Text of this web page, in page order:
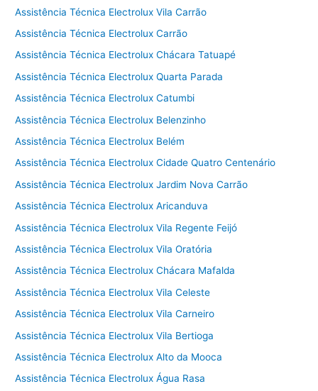
Assistência Técnica Electrolux Vila Carrão
Assistência Técnica Electrolux Carrão
Assistência Técnica Electrolux Chácara Tatuapé
Assistência Técnica Electrolux Quarta Parada
Assistência Técnica Electrolux Catumbi
Assistência Técnica Electrolux Belenzinho
Assistência Técnica Electrolux Belém
Assistência Técnica Electrolux Cidade Quatro Centenário
Assistência Técnica Electrolux Jardim Nova Carrão
Assistência Técnica Electrolux Aricanduva
Assistência Técnica Electrolux Vila Regente Feijó
Assistência Técnica Electrolux Vila Oratória
Assistência Técnica Electrolux Chácara Mafalda
Assistência Técnica Electrolux Vila Celeste
Assistência Técnica Electrolux Vila Carneiro
Assistência Técnica Electrolux Vila Bertioga
Assistência Técnica Electrolux Alto da Mooca
Assistência Técnica Electrolux Água Rasa